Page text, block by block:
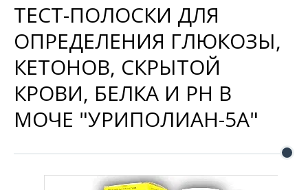
ТЕСТ-ПОЛОСКИ ДЛЯ
ОПРЕДЕЛЕНИЯ ГЛЮКОЗЫ,
КЕТОНОВ, СКРЫТОЙ
КРОВИ, БЕЛКА И РН В
МОЧЕ "УРИПОЛИАН-5А"